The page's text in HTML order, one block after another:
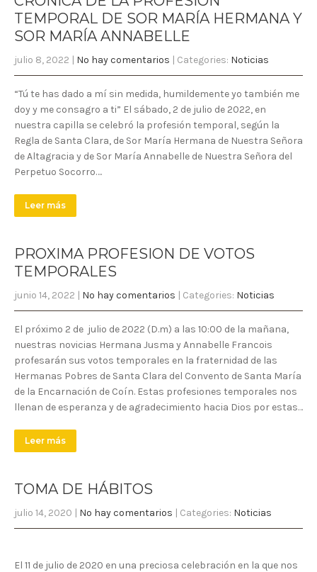
TEMPORAL DE SOR MARÍA HERMANA Y
SOR MARÍA ANNABELLE
julio 8, 2022 | No hay comentarios | Categories: Noticias
“Tú te has dado a mí sin medida, humildemente yo también me
doy y me consagro a ti” El sábado, 2 de julio de 2022, en
nuestra capilla se celebró la profesión temporal, según la
Regla de Santa Clara, de Sor María Hermana de Nuestra Señora
de Altagracia y de Sor María Annabelle de Nuestra Señora del
Perpetuo Socorro….
Leer más
PROXIMA PROFESION DE VOTOS
TEMPORALES
junio 14, 2022 | No hay comentarios | Categories: Noticias
El próximo 2 de julio de 2022 (D.m) a las 10:00 de la mañana,
nuestras novicias Hermana Jusma y Annabelle Francois
profesarán sus votos temporales en la fraternidad de las
Hermanas Pobres de Santa Clara del Convento de Santa María
de la Encarnación de Coín. Estas profesiones temporales nos
llenan de esperanza y de agradecimiento hacia Dios por estas…
Leer más
TOMA DE HÁBITOS
julio 14, 2020 | No hay comentarios | Categories: Noticias
El 11 de julio de 2020 en una preciosa celebración en la que nos